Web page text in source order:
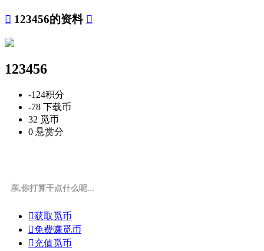
 123456的资料 
123456
-124积分
-78 下载币
32 觅币
0 悬赏分
亲,你打算干点什么呢...
获取觅币
免费赚觅币
充值觅币